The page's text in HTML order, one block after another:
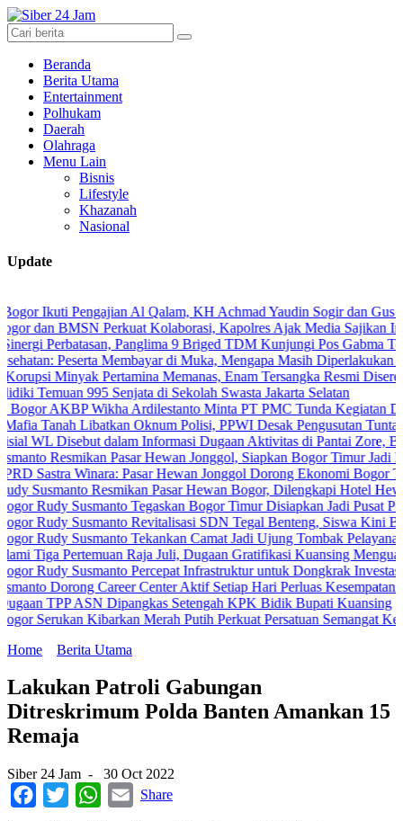
Beranda
Berita Utama
Entertainment
Polhukam
Daerah
Olahraga
Menu Lain
Bisnis
Lifestyle
Khazanah
Nasional
Update
Al Qalam, KH Achmad Yaudin Sogir dan Gus Sholeh Beri
Perkuat Kolaborasi, Kapolres Ajak Media Sajikan Informasi
Panglima 9 Briged TDM Kunjungi Pos Gabma Temajuk dan
Membayar di Muka, Mengapa Masih Diperlakukan Berbeda?
Pertamina Memanas, Enam Tersangka Resmi Diseret ke Meja
995 Senjata di Sekolah Swasta Jakarta Selatan
Wikha Ardilestanto Minta PT PMC Tunda Kegiatan Demi Cegah
Libatkan Oknum Polisi, PPWI Desak Pengusutan Tuntas Kasus
dalam Informasi Dugaan Aktivitas di Pantai Zore, Bea Cukai
Pasar Hewan Jonggol, Siapkan Bogor Timur Jadi Pusat
Pasar Hewan Jonggol Dorong Ekonomi Bogor Timur
Resmikan Pasar Hewan Bogor, Dilengkapi Hotel Hewan dan
Tegaskan Bogor Timur Disiapkan Jadi Pusat Pertumbuhan
Revitalisasi SDN Tegal Benteng, Siswa Kini Belajar Lebih
Tekankan Camat Jadi Ujung Tombak Pelayanan Masyarakat
Raja Juli, Dugaan Gratifikasi Kuansing Menguat
Percepat Infrastruktur untuk Dongkrak Investasi
Career Center Aktif Setiap Hari Perluas Kesempatan Kerja
ASN Dipangkas Setengah KPK Bidik Bupati Kuansing
Kibarkan Merah Putih Perkuat Persatuan Semangat Kemerdekaan
Home
Berita Utama
Lakukan Patroli Gabungan
Ditreskrimum Polda Banten Amankan 15
Remaja
Siber 24 Jam - 30 Oct 2022
Facebook
Twitter WhatsApp
Email
Share